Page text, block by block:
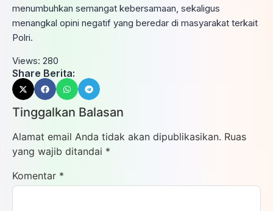
menumbuhkan semangat kebersamaan, sekaligus
menangkal opini negatif yang beredar di masyarakat terkait
Polri.
Views: 280
Share Berita:
Tinggalkan Balasan
Alamat email Anda tidak akan dipublikasikan. Ruas
yang wajib ditandai *
Komentar *